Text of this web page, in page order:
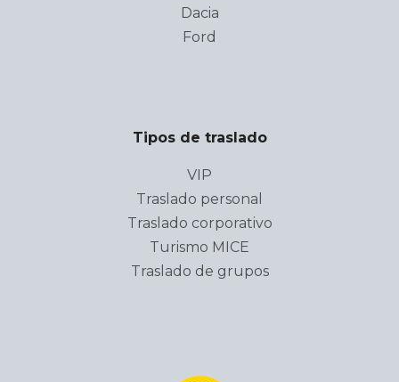
Dacia
Ford
Tipos de traslado
VIP
Traslado personal
Traslado corporativo
Turismo MICE
Traslado de grupos